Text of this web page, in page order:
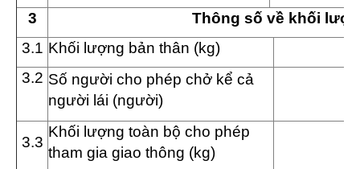
3 Thông số về khối
3.1 Khối lượng bản thân (kg)
3.2 Số người cho phép chở kể cả
người lái (người)
3.3
Khối lượng toàn bộ cho phép
tham gia giao thông (kg)